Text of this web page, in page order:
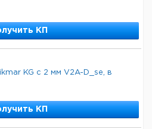
КП
KG с 2 мм V2A-D_se, в
КП